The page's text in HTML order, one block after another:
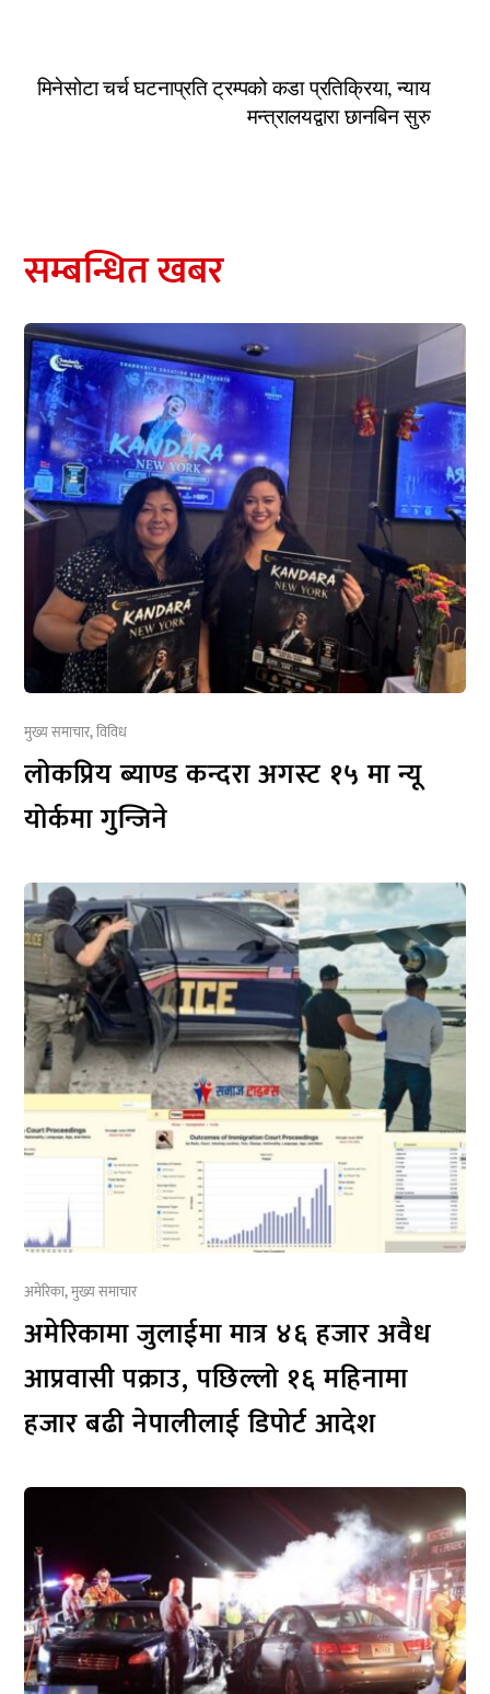
मिनेसोटा चर्च घटनाप्रति ट्रम्पको कडा प्रतिक्रिया, न्याय
मन्त्रालयद्वारा छानबिन सुरु
सम्बन्धित खबर
मुख्य समाचार,विविध
लोकप्रिय ब्याण्ड कन्दरा अगस्ट १५ मा न्यू
योर्कमा गुन्जिने
अमेरिका,मुख्य समाचार
अमेरिकामा जुलाईमा मात्र ४६ हजार अवैध
आप्रवासी पक्राउ, पछिल्लो १६ महिनामा
हजार बढी नेपालीलाई डिपोर्ट आदेश